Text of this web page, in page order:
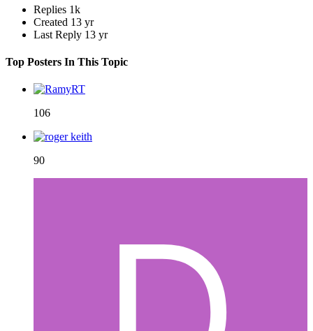
Replies 1k
Created 13 yr
Last Reply 13 yr
Top Posters In This Topic
106
90